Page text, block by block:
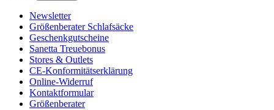
Newsletter
Größenberater Schlafsäcke
Geschenkgutscheine
Sanetta Treuebonus
Stores & Outlets
CE-Konformitätserklärung
Online-Widerruf
Kontaktformular
Größenberater